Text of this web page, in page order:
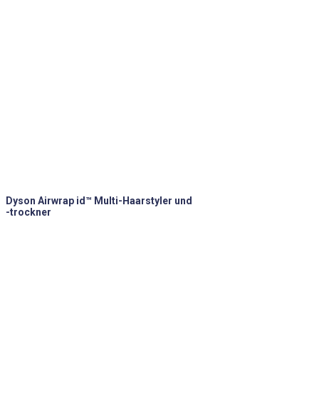
Dyson Airwrap id™ Multi-Haarstyler und
-trockner